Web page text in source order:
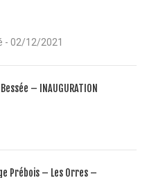
- 02/12/2021
– INAUGURATION
Prébois – Les Orres –